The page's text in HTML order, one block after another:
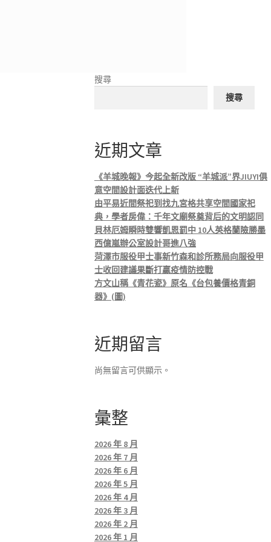
搜尋
搜尋
近期文章
《羊城晚報》今起全新改版 “羊城派”界JIUYI俱
意空間設計面迭代上新
由平易近間祭祀到找九宮格共享空間國家祀
典，學者房偉：千年文廟祭奠背后的文明認同
貝林厄姆瞬時雙響凱恩罰中 10人英格蘭險勝墨
西億嵐辦公室設計哥進八強
菏澤市服役甲士事新竹森和診所務局向服役甲
士收回建議果斷打贏疫情防控戰
方文山稱《青花瓷》原名《台包養價格青銅
器》(圖)
近期留言
尚無留言可供顯示。
彙整
2026 年 8 月
2026 年 7 月
2026 年 6 月
2026 年 5 月
2026 年 4 月
2026 年 3 月
2026 年 2 月
2026 年 1 月